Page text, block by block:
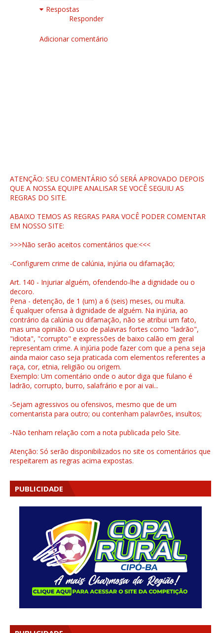
Respostas
Responder
Adicionar comentário
ATENÇÃO: SEU COMENTÁRIO SÓ SERÁ APROVADO DEPOIS
QUE A NOSSA EQUIPE ANALISAR SE VOCÊ SEGUIU AS
REGRAS DO SITE.
ABAIXO TEMOS AS REGRAS PARA VOCÊ PODER COMENTAR
EM NOSSO SITE:
>>>Não serão aceitos comentários que:<<<
-Configurem crime de calúnia, injúria ou difamação;
Art. 140 - Injuriar alguém, ofendendo-lhe a dignidade ou o
decoro.
Pena - detenção, de 1 (um) a 6 (seis) meses, ou multa.
É qualquer ofensa à dignidade de alguém. Na injúria, ao
contrário da calúnia ou difamação, não se atribui um fato,
mas uma opinião. O uso de palavras fortes como "ladrão",
"idiota", "corrupto" e expressões de baixo calão em geral
representam crime. A injúria pode fazer com que a pena seja
ainda maior caso seja praticada com elementos referentes a
raça, cor, etnia, religião ou origem.
Exemplo: Um comentário onde o autor diga que fulano é
ladrão, corrupto, burro, salafrário e por ai vai...
-Sejam agressivos ou ofensivos, mesmo que de um
comentarista para outro; ou contenham palavrões, insultos;
-Não tenham relação com a nota publicada pelo Site.
Atenção: Só serão disponibilizados no site os comentários que
respeitarem as regras acima expostas.
PUBLICIDADE